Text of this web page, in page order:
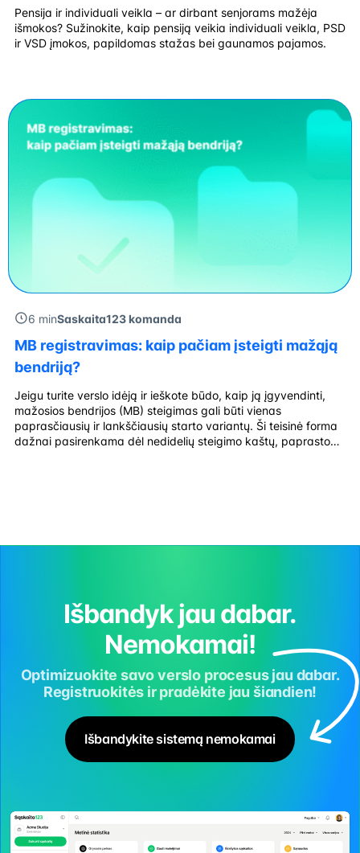
Pensija ir individuali veikla – ar dirbant senjorams mažėja
išmokos? Sužinokite, kaip pensiją veikia individuali veikla, PSD
ir VSD įmokos, papildomas stažas bei gaunamos pajamos.
6 minSaskaita123 komanda
MB registravimas: kaip pačiam įsteigti mažąją
bendriją?
Jeigu turite verslo idėją ir ieškote būdo, kaip ją įgyvendinti,
mažosios bendrijos (MB) steigimas gali būti vienas
paprasčiausių ir lankščiausių starto variantų. Ši teisinė forma
dažnai pasirenkama dėl nedidelių steigimo kaštų, paprasto
Išbandyk jau dabar.
Nemokamai!
Optimizuokite savo verslo procesus jau dabar.
Registruokitės ir pradėkite jau šiandien!
Išbandykite sistemą nemokamai